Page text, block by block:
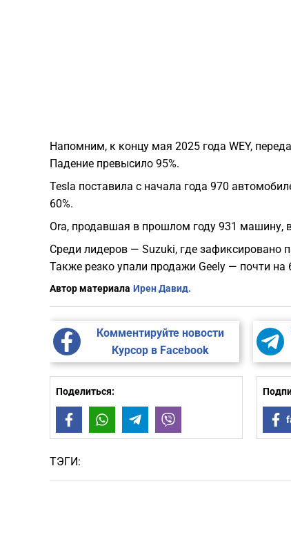
Напомним, к концу мая 2025 года WEY,
Падение превысило 95%.
Tesla поставила с начала года 970
60%.
Ora, продавшая в прошлом году 931 машину,
Среди лидеров — Suzuki, где зафиксировано
Также резко упали продажи Geely — почти на
Автор материала Ирен Давид.
Комментируйте новости
Курсор в Facebook
Поделиться:
FacebookWhatsAppTelegram
ТЭГИ: